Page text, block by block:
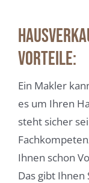
Vorteile:
Ein Makler
es um Ihren
steht sicher
Ihnen schon
Das gibt